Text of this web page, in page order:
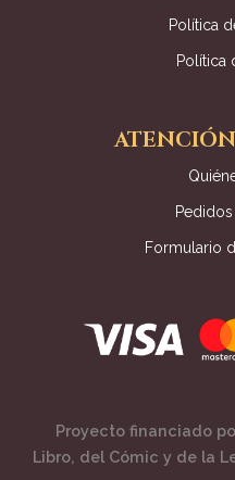
Política
Política
Formulario
Proyecto financiado
Libro, del Cómic y de la